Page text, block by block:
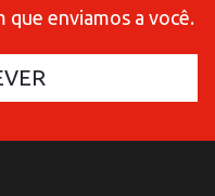
que enviamos a você.